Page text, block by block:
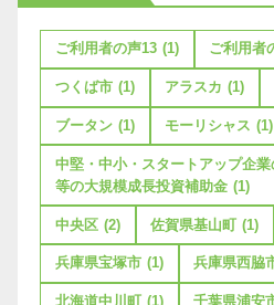
ご利用者の声13 (1) ご利用者
つくば市 (1) アラスカ (1)
ブータン (1) モーリシャス (1)
中堅・中小・スタートアップ企
等の大規模成長投資補助金 (1)
中央区 (2) 佐賀県基山町 (1)
兵庫県宝塚市 (1) 兵庫県西脇
北海道中川町 (1) 千葉県浦安